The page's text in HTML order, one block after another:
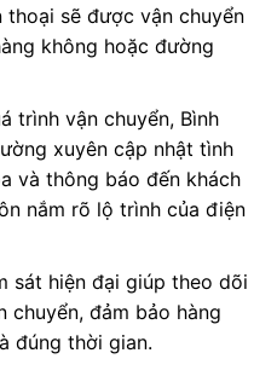
thoại sẽ được vận chuyển
không hoặc đường
trình vận chuyển, Bình
xuyên cập nhật tình
và thông báo đến khách
nắm rõ lộ trình của điện
sát hiện đại giúp theo dõi
chuyển, đảm bảo hàng
đúng thời gian.